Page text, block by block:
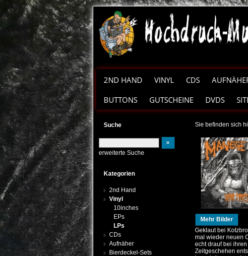
2ND HAND VINYL CDS
BUTTONS
GUTSCHEINE DVDS
Sie befinden sich
Mehr Bilder
Geklaut bei
mal wieder neuen
echt drauf bei
Zeitgeschehen
Suche
erweiterte Suche
Kategorien
2nd Hand
Vinyl
10inches
EPs
LPs
CDs
Aufnäher
Bierdeckel-Sets